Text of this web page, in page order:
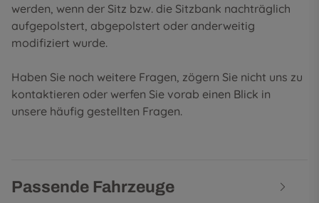
werden, wenn der Sitz bzw. die Sitzbank nachträglich
aufgepolstert, abgepolstert oder anderweitig
modifiziert wurde.
Haben Sie noch weitere Fragen, zögern Sie nicht uns zu
kontaktieren oder werfen Sie vorab einen Blick in
unsere häufig gestellten Fragen.
Passende Fahrzeuge